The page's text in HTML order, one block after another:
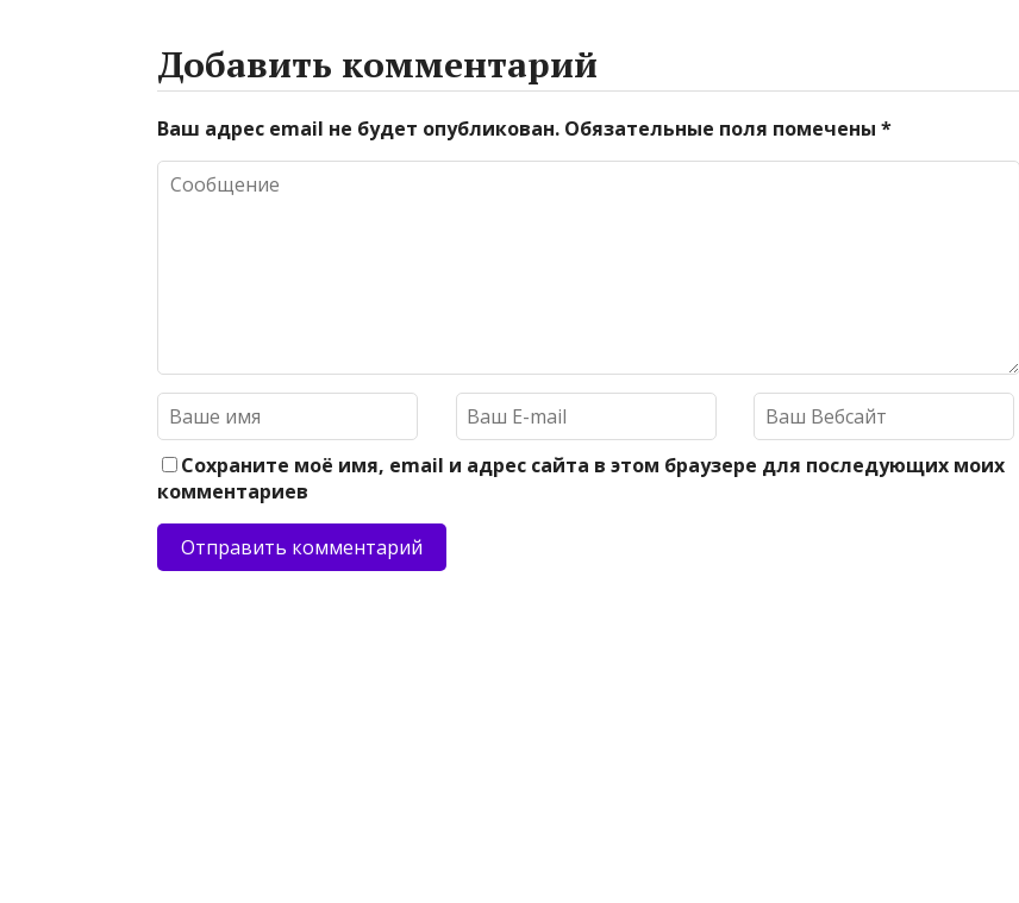
Добавить комментарий
Ваш адрес email не будет опубликован. Обязательные поля помечены *
Сохраните моё имя, email и адрес сайта в этом браузере для последующих моих
комментариев